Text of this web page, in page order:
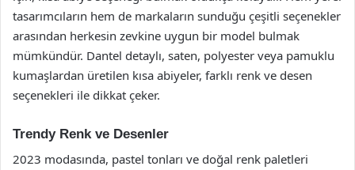
tasarımcıların hem de markaların sunduğu çeşitli seçenekler
arasından herkesin zevkine uygun bir model bulmak
mümkündür. Dantel detaylı, saten, polyester veya pamuklu
kumaşlardan üretilen kısa abiyeler, farklı renk ve desen
seçenekleri ile dikkat çeker.
Trendy Renk ve Desenler
2023 modasında, pastel tonları ve doğal renk paletleri